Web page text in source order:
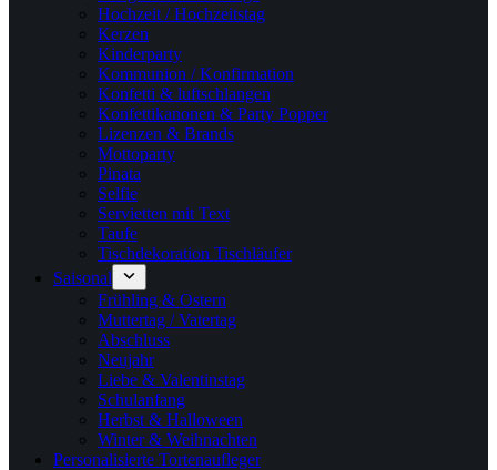
Hochzeit / Hochzeitstag
Kerzen
Kinderparty
Kommunion / Konfirmation
Konfetti & luftschlangen
Konfettikanonen & Party Popper
Lizenzen & Brands
Mottoparty
Pinata
Selfie
Servietten mit Text
Taufe
Tischdekoration Tischläufer
Saisonal
Frühling & Ostern
Muttertag / Vatertag
Abschluss
Neujahr
Liebe & Valentinstag
Schulanfang
Herbst & Halloween
Winter & Weihnachten
Personalisierte Tortenaufleger